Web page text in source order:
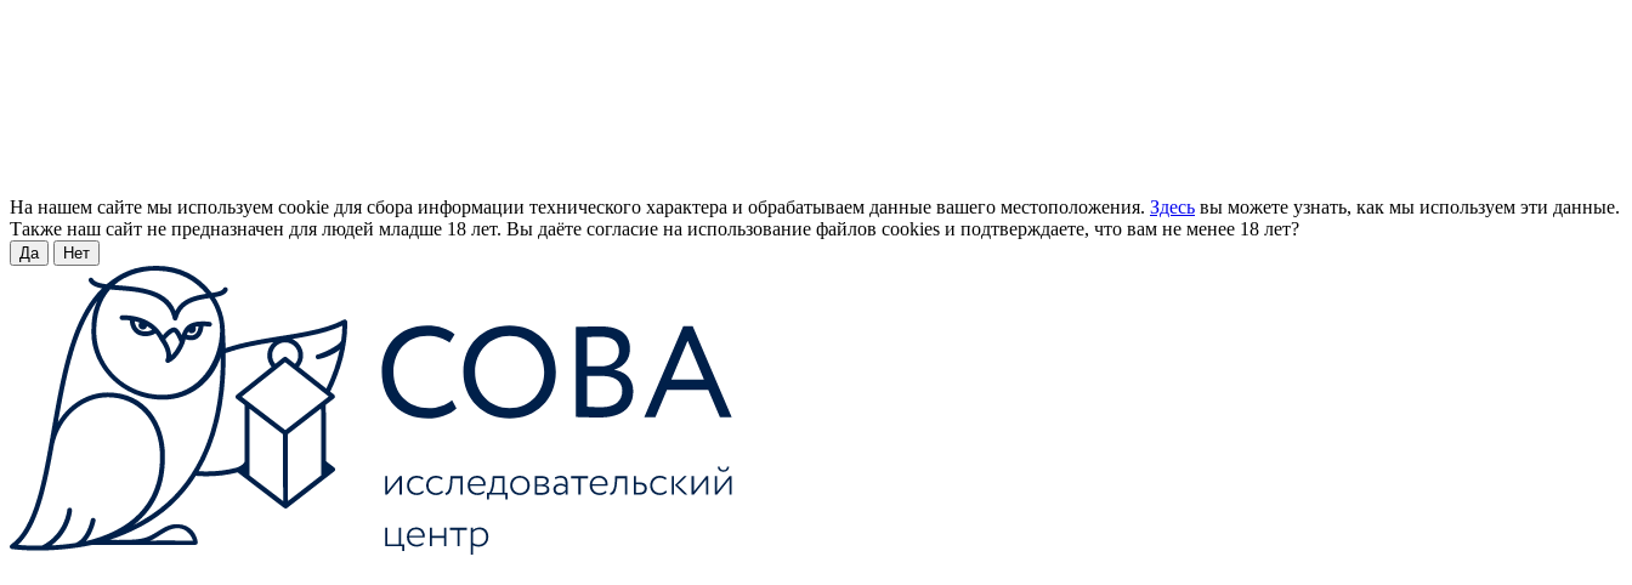
На нашем сайте мы используем cookie для сбора информации технического характера и обрабатываем данные вашего местоположения. Здесь вы можете узнать, как мы используем эти данные.
Также наш сайт не предназначен для людей младше 18 лет. Вы даёте согласие на использование файлов cookies и подтверждаете, что вам не менее 18 лет?
Да Нет